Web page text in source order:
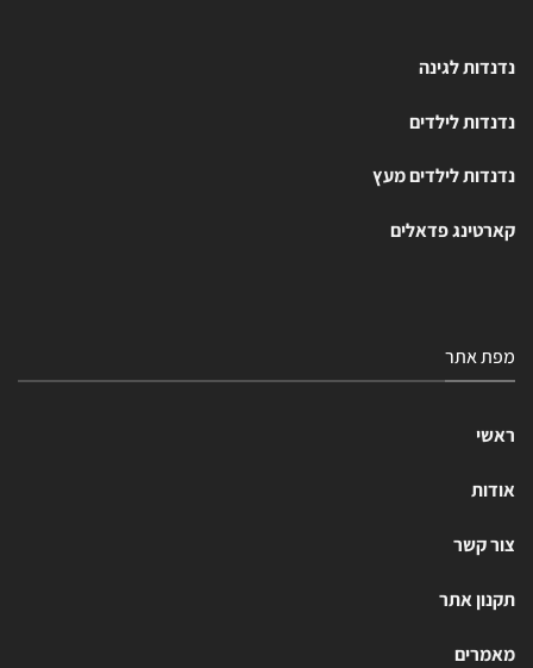
נדנדות לגינה
נדנדות לילדים
נדנדות לילדים מעץ
קארטינג פדאלים
מפת אתר
ראשי
אודות
צור קשר
תקנון אתר
מאמרים